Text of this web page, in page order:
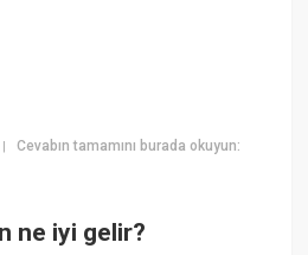
|Cevabın tamamını burada okuyun:
ne iyi gelir?